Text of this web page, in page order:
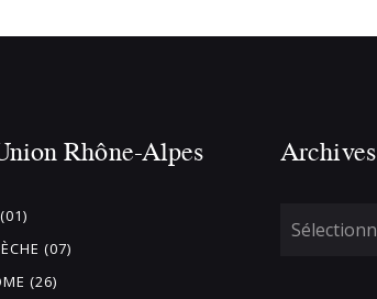
Rhône-Alpes
(07)
(26)
Archives